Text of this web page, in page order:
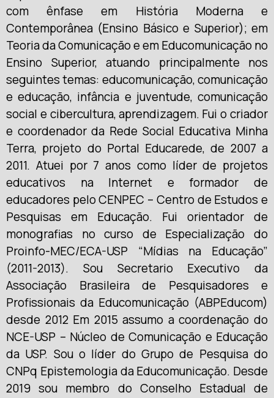
com ênfase em História Moderna e
Contemporânea (Ensino Básico e Superior); em
Teoria da Comunicação e em Educomunicação no
Ensino Superior, atuando principalmente nos
seguintes temas: educomunicação, comunicação
e educação, infância e juventude, comunicação
social e cibercultura, aprendizagem. Fui o criador
e coordenador da Rede Social Educativa Minha
Terra, projeto do Portal Educarede, de 2007 a
2011. Atuei por 7 anos como líder de projetos
educativos na Internet e formador de
educadores pelo CENPEC – Centro de Estudos e
Pesquisas em Educação. Fui orientador de
monografias no curso de Especialização do
Proinfo-MEC/ECA-USP “Mídias na Educação”
(2011-2013). Sou Secretario Executivo da
Associação Brasileira de Pesquisadores e
Profissionais da Educomunicação (ABPEducom)
desde 2012 Em 2015 assumo a coordenação do
NCE-USP – Núcleo de Comunicação e Educação
da USP. Sou o líder do Grupo de Pesquisa do
CNPq Epistemologia da Educomunicação. Desde
2019 sou membro do Conselho Estadual de